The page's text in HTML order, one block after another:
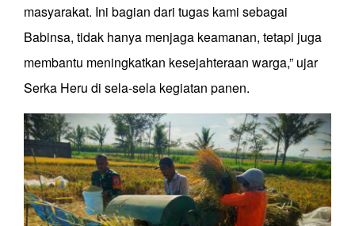
masyarakat. Ini bagian dari tugas kami sebagai
Babinsa, tidak hanya menjaga keamanan, tetapi juga
membantu meningkatkan kesejahteraan warga,” ujar
Serka Heru di sela-sela kegiatan panen.